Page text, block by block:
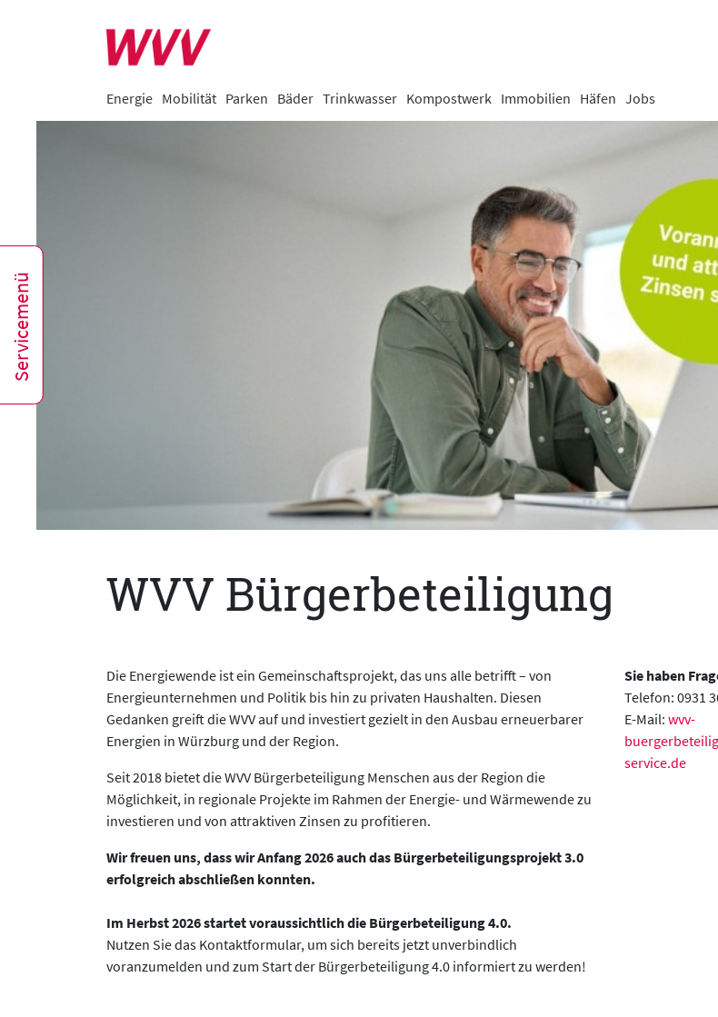
Servicemenü
Energie Mobilität Parken Bäder Trinkwasser Kompostwerk Immobilien Häfen Jobs
WVV Bürgerbeteiligung
Die Energiewende ist ein Gemeinschaftsprojekt, das uns alle betrifft – von
Energieunternehmen und Politik bis hin zu privaten Haushalten. Diesen
Gedanken greift die WVV auf und investiert gezielt in den Ausbau erneuerbarer
Energien in Würzburg und der Region.
Seit 2018 bietet die WVV Bürgerbeteiligung Menschen aus der Region die
Möglichkeit, in regionale Projekte im Rahmen der Energie- und Wärmewende zu
investieren und von attraktiven Zinsen zu profitieren.
Wir freuen uns, dass wir Anfang 2026 auch das Bürgerbeteiligungsprojekt 3.0
erfolgreich abschließen konnten.
Im Herbst 2026 startet voraussichtlich die Bürgerbeteiligung 4.0.
Nutzen Sie das Kontaktformular, um sich bereits jetzt unverbindlich
voranzumelden und zum Start der Bürgerbeteiligung 4.0 informiert zu werden!
Sie haben
Telefon: 0931
E-Mail: wvv-
service.de